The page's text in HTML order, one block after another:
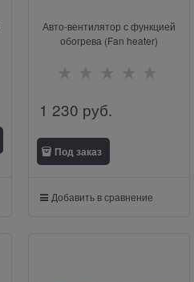
Авто-вентилятор с функцией
обогрева (Fan heater)
1 230 руб.
Под заказ
Добавить в сравнение